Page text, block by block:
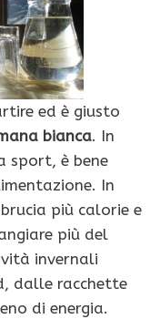
ed è giusto
bianca. In
sport, è bene
In
più calorie e
più del
invernali
dalle racchette
di energia.